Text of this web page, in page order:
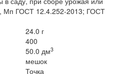
Мп ГОСТ 12.4.252-2013; ГОСТ
24.0 г
400
50.0 дм3
мешок
Точка